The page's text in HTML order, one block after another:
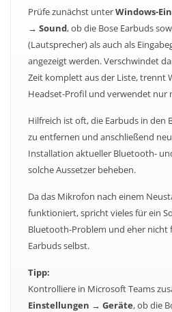
Prüfe zunächst unterWindows-
→ Sound, ob die Bose Earbuds
(Lautsprecher) als auch als
angezeigt werden. Verschwindet
Zeit komplett aus der Liste, trennt
Headset-Profil und verwendet nur
Hilfreich ist oft, die Earbuds in den
zu entfernen und anschließend
Installation aktueller Bluetooth-
solche Aussetzer beheben.
Da das Mikrofon nach einem
funktioniert, spricht vieles für ein
Bluetooth-Problem und eher nicht
Earbuds selbst.
Tipp:
Kontrolliere in Microsoft Teams
Einstellungen → Geräte, ob die